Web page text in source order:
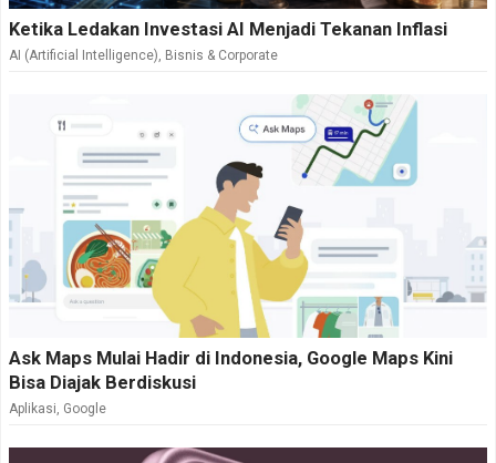
Ketika Ledakan Investasi AI Menjadi Tekanan Inflasi
AI (Artificial Intelligence) Bisnis & Corporate
Ask Maps Mulai Hadir di Indonesia, Google Maps Kini
Bisa Diajak Berdiskusi
Aplikasi Google